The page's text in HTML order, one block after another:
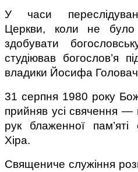
У часи
Церкви, коли не було
здобувати
студіював богослов’я
владики Йосифа
31 серпня 1980 року
прийняв усі свячення —
рук блаженної
Хіра.
Священиче служіння